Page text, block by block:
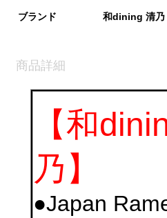
ブランド 和dining 清乃
商品詳細
【和
乃】
●Japan